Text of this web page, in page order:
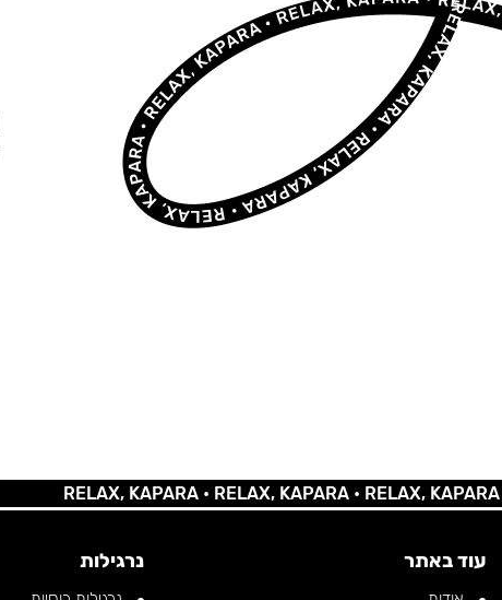
RELAX, KAPARA •RELAX, KAPARA •RELAX, KAPARA •
עוד באתר נרגילות